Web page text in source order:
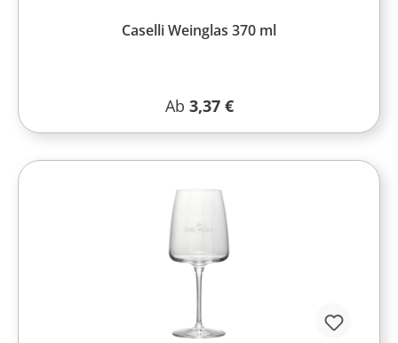
Caselli Weinglas 370 ml
Regulärer Preis:
Ab 3,37 €